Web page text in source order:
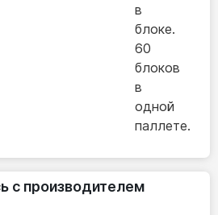
в
блоке.
60
блоков
в
одной
паллете.
с производителем